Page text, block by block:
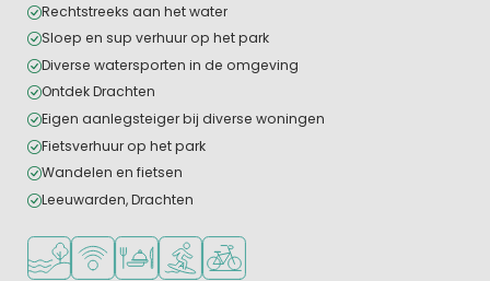
Rechtstreeks aan het water
Sloep en sup verhuur op het park
Diverse watersporten in de omgeving
Ontdek Drachten
Eigen aanlegsteiger bij diverse woningen
Fietsverhuur op het park
Wandelen en fietsen
Leeuwarden, Drachten
Ligt bij het water
WiFi beschikbaar
Restaurant of pizzeria
Watersportfaciliteiten
Fietsverhuur